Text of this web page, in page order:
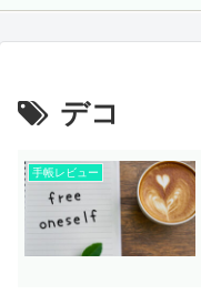
デコ
手帳レビュー